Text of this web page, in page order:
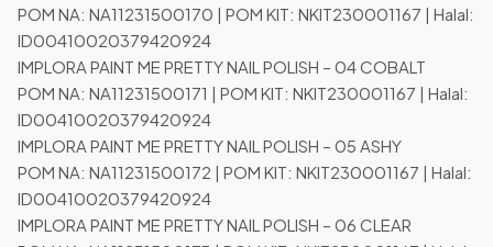
POM NA: NA11231500170 | POM KIT: NKIT230001167 | Halal:
ID00410020379420924
IMPLORA PAINT ME PRETTY NAIL POLISH – 04 COBALT
POM NA: NA11231500171 | POM KIT: NKIT230001167 | Halal:
ID00410020379420924
IMPLORA PAINT ME PRETTY NAIL POLISH – 05 ASHY
POM NA: NA11231500172 | POM KIT: NKIT230001167 | Halal:
ID00410020379420924
IMPLORA PAINT ME PRETTY NAIL POLISH – 06 CLEAR